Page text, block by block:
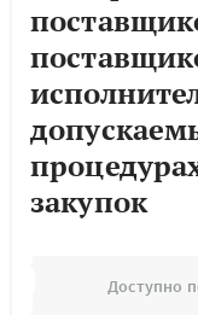
закупок
Доступно